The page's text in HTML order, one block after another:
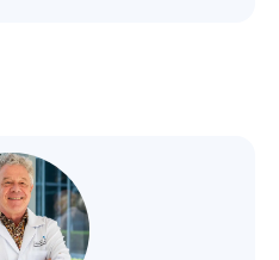
د. ديرك